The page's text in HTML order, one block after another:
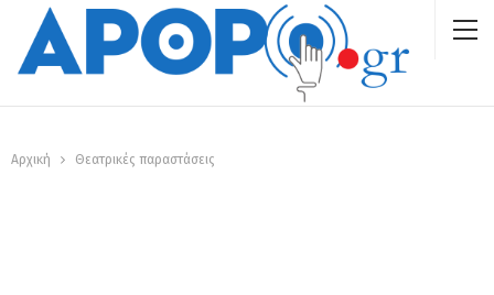
Αρχική Θεατρικές παραστάσεις